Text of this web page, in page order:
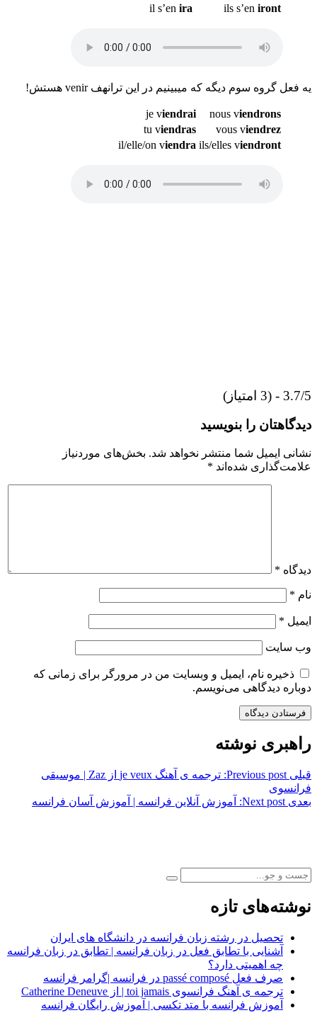
ils s’en iront
il s’en ira
یه فعل گروه سوم دیگه که میبینیم در این ترانهف venir هستش!
nous viendrons
je viendrai
vous viendrez
tu viendras
ils/elles viendront
il/elle/on viendra
3.7/5 - (3 امتیاز)
دیدگاهتان را بنویسید
نشانی ایمیل شما منتشر نخواهد شد. بخش‌های موردنیاز
علامت‌گذاری شده‌اند *
دیدگاه *
نام *
ایمیل *
وب‌ سایت
ذخیره نام، ایمیل و وبسایت من در مرورگر برای زمانی که
دوباره دیدگاهی می‌نویسم.
راهبری نوشته
قبلی Previous post:
ترجمه ی آهنگ je veux از Zaz | موسیقی
فرانسوی
بعدی Next post: آموزش آنلاین فرانسه | آموزش آسان فرانسه
نوشته‌های تازه
تحصیل در رشته زبان فرانسه در دانشگاه های ایران
آشنایی با تطابق فعل در زبان فرانسه | تطابق در زبان فرانسه
چه اهمیتی دارد؟
صرف فعل passé composé در فرانسه |گرامر فرانسه
ترجمه ی آهنگ فرانسوی toi jamais | از Catherine Deneuve
آموزش فرانسه با متد تکسی | آموزش رایگان فرانسه